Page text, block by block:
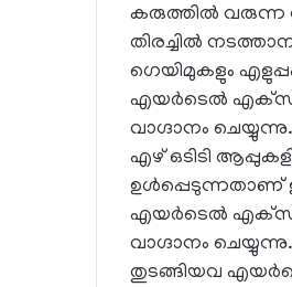
കരുത്തില്‍ വരുന്ന
തിരച്ചില്‍
ഗെയിമുകളും
എയര്‍ടെല്‍
വാഗ്ദാനം
എഴ് ഒടിടി
ഉള്‍പ്പെടുന്നതാണ്
എയര്‍ടെല്‍
വാഗ്ദാനം
തുടങ്ങിയവ